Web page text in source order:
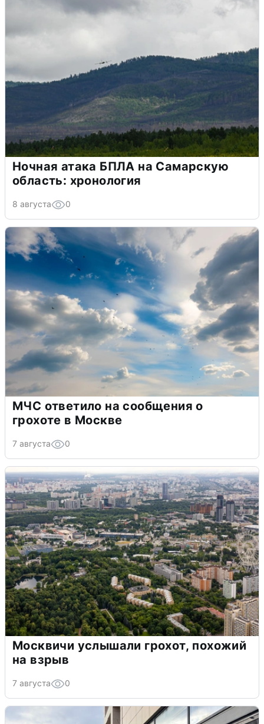
Ночная атака БПЛА на Самарскую
область: хронология
8 августа 0
МЧС ответило на сообщения о
грохоте в Москве
7 августа 0
Москвичи услышали грохот, похожий
на взрыв
7 августа 0